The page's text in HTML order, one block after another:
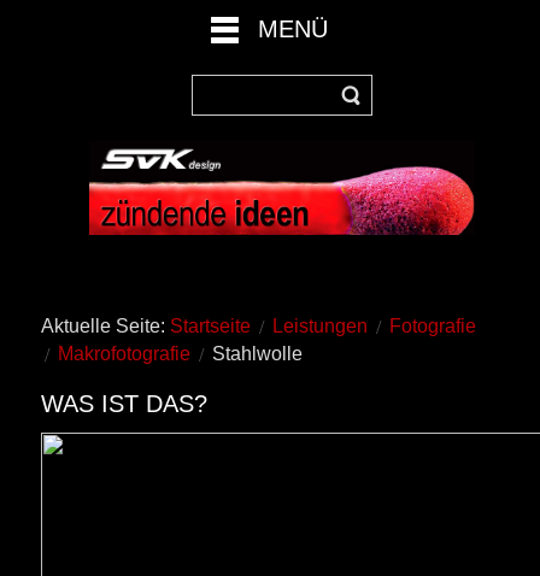
MENÜ
Aktuelle Seite: Startseite Leistungen
Fotografie
Makrofotografie
Stahlwolle
WAS IST DAS?